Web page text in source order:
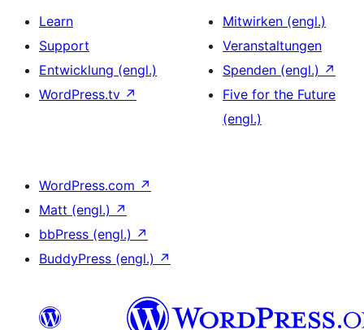
Learn
Support
Entwicklung (engl.)
WordPress.tv ↗
Mitwirken (engl.)
Veranstaltungen
Spenden (engl.) ↗
Five for the Future
(engl.)
WordPress.com ↗
Matt (engl.) ↗
bbPress (engl.) ↗
BuddyPress (engl.) ↗